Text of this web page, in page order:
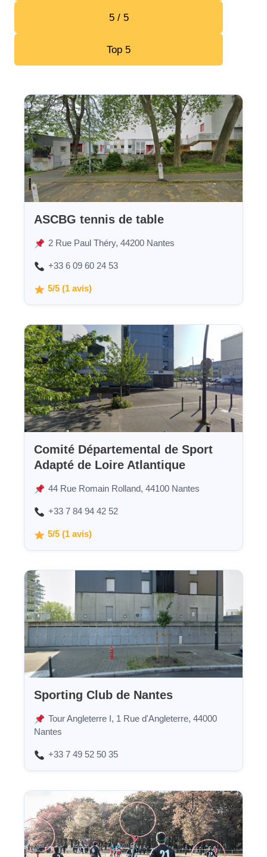
5 / 5
Top 5
ASCBG tennis de table
2 Rue Paul Théry, 44200 Nantes
+33 6 09 60 24 53
5/5 (1 avis)
Comité Départemental de Sport
Adapté de Loire Atlantique
44 Rue Romain Rolland, 44100 Nantes
+33 7 84 94 42 52
5/5 (1 avis)
Sporting Club de Nantes
Tour Angleterre I, 1 Rue d'Angleterre, 44000
Nantes
+33 7 49 52 50 35